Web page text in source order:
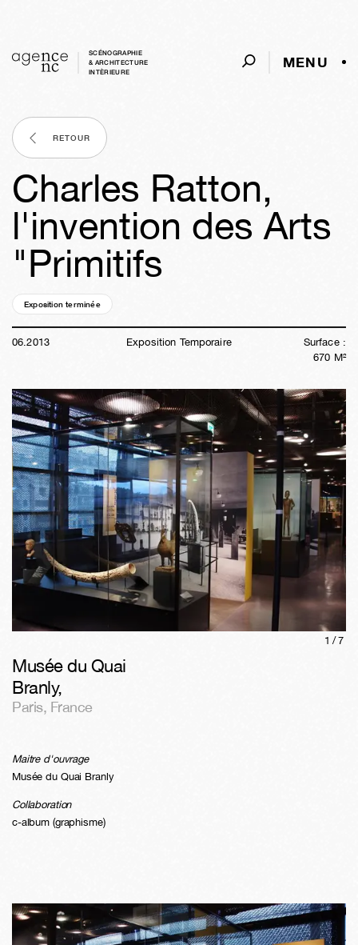
SCÉNOGRAPHIE
& ARCHITECTURE
INTÈRIEURE
MENU
RETOUR
Charles Ratton,
l'invention des Arts
"Primitifs
Exposition terminée
06.2013 Exposition Temporaire
Surface :
670 M²
1/7
Musée du Quai
Branly,
Paris, France
Maitre d'ouvrage
Musée du Quai Branly
Collaboration
c-album (graphisme)